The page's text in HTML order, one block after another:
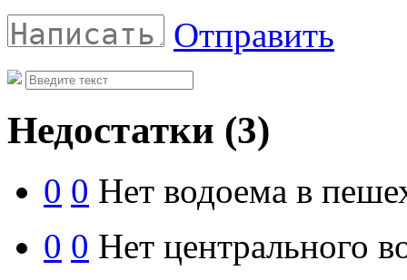
Отправить
Недостатки (3)
0 0 Нет водоема в
0 0 Нет центрального